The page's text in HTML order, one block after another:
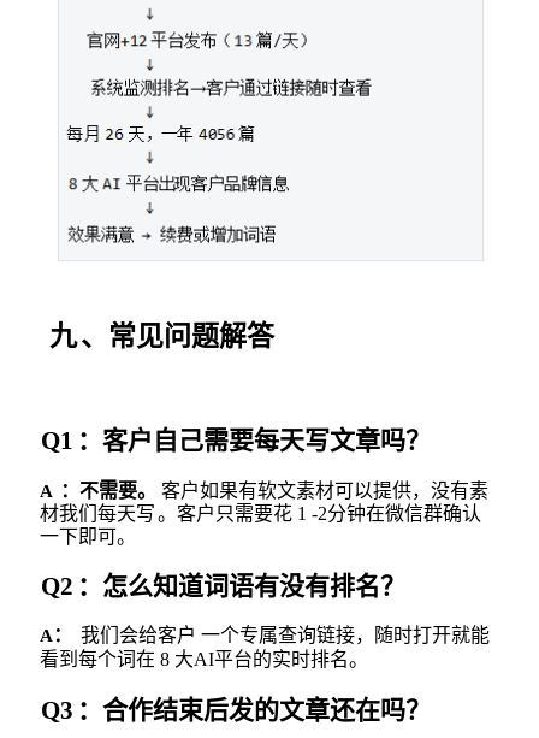
九、 常见问题解答
Q1 ：客户自己需要每天写文章吗？
A ：不需要。
客户如果有软文素材可以提供，没有素
材我们每天写 。客户只需要花 1 -2分钟在微信群确认
一下即可。
Q2 ：怎么知道词语有没有排名？
A：
我们会给客户 一个专属查询链接，随时打开就能
看到每个词在 8 大AI平台的实时排名。
Q3 ：合作结束后发的文章还在吗？